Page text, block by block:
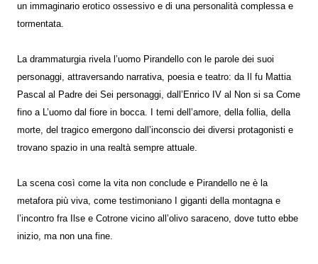
un immaginario erotico ossessivo e di una personalità complessa e
tormentata.
La drammaturgia rivela l’uomo Pirandello con le parole dei suoi
personaggi, attraversando narrativa, poesia e teatro: da Il fu Mattia
Pascal al Padre dei Sei personaggi, dall’Enrico IV al Non si sa Come
fino a L’uomo dal fiore in bocca. I temi dell’amore, della follia, della
morte, del tragico emergono dall’inconscio dei diversi protagonisti e
trovano spazio in una realtà sempre attuale.
La scena così come la vita non conclude e Pirandello ne è la
metafora più viva, come testimoniano I giganti della montagna e
l’incontro fra Ilse e Cotrone vicino all’olivo saraceno, dove tutto ebbe
inizio, ma non una fine.